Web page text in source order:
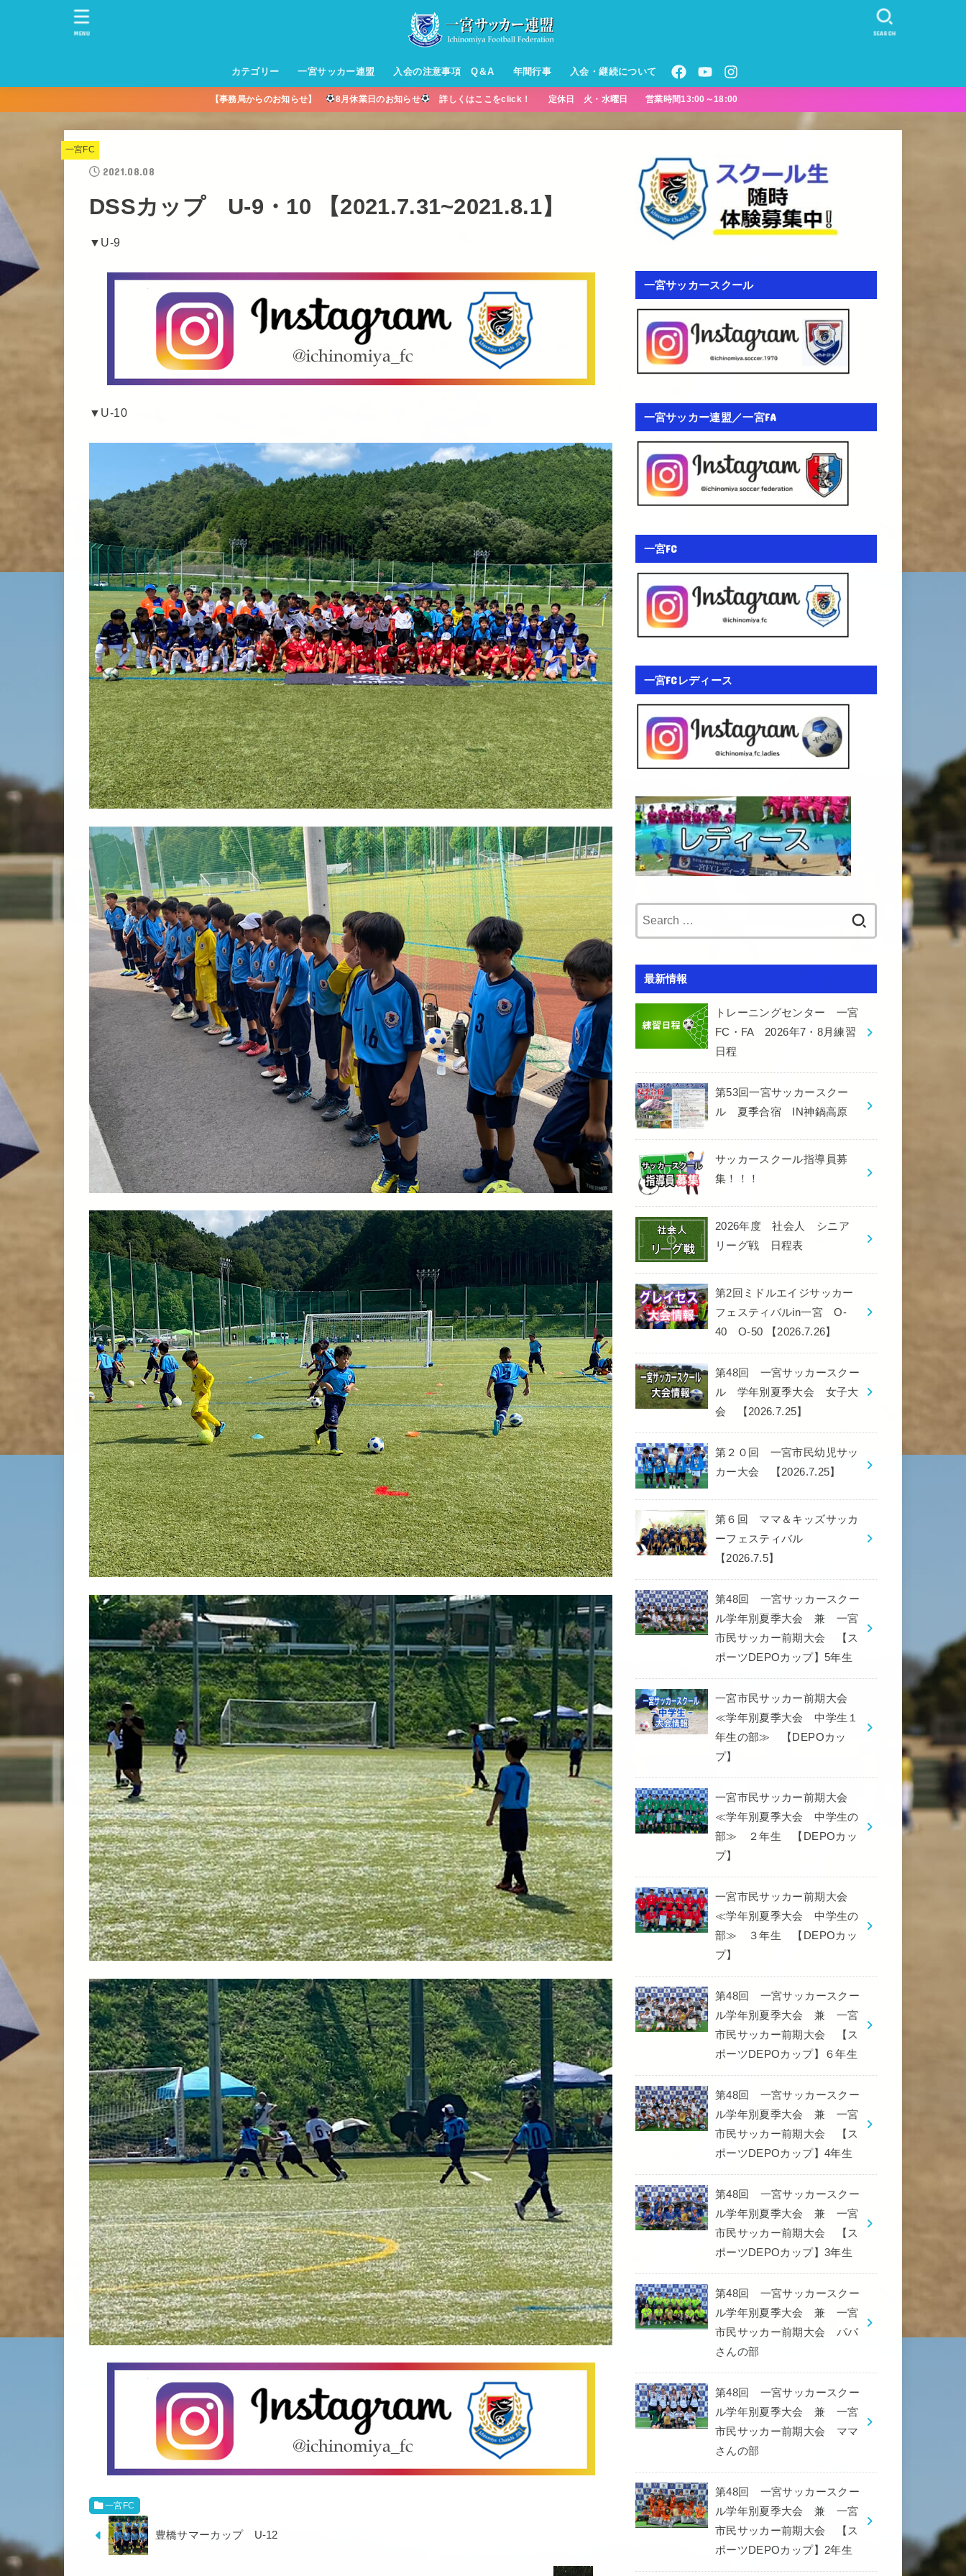
カテゴリー
一宮サッカースクール【小学生】
トレーニングセンター【小学生】
一宮FA
一宮FC
一宮ＦＣレディース
一宮サッカースクール【中学生】
中学生練習
一宮ＦＣＪＹ【中学生男子】
一宮ＦＣＪYレディース【中学生
女子】
幼児トレセン【年長・年中・年
少】
パパさんママさん
親子の部
社会人の部
コルボス 【シニア】
フットサル
コルボスリーグ
グレイセス
一宮サッカー連盟 入会の注意事項 Q＆A 年間行事 入会・継続について
SEARCH
MENU
【事務局からのお知らせ】 8月休業日のお知らせ 詳しくはここをclick！ 定休日 火・水曜日 営業時間13:00～18:00
一宮FC
2021.08.08
DSSカップ U-9・10 【2021.7.31~2021.8.1】
▼U-9
▼U-10
一宮FC
豊橋サマーカップ U-12
一宮サッカースクール
一宮サッカー連盟／一宮FA
一宮FC
一宮FCレディース
最新情報
トレーニングセンター 一宮
FC・FA 2026年7・8月練習
日程
第53回一宮サッカースクー
ル 夏季合宿 IN神鍋高原
サッカースクール指導員募
集！！！
2026年度 社会人 シニア
リーグ戦 日程表
第2回ミドルエイジサッカー
フェスティバルin一宮 O-
40 O-50 【2026.7.26】
第48回 一宮サッカースクー
ル 学年別夏季大会 女子大
会 【2026.7.25】
第２０回 一宮市民幼児サッ
カー大会 【2026.7.25】
第６回 ママ＆キッズサッカ
ーフェスティバル
【2026.7.5】
第48回 一宮サッカースクー
ル学年別夏季大会 兼 一宮
市民サッカー前期大会 【ス
ポーツDEPOカップ】5年生
一宮市民サッカー前期大会
≪学年別夏季大会 中学生１
年生の部≫ 【DEPOカッ
プ】
一宮市民サッカー前期大会
≪学年別夏季大会 中学生の
部≫ ２年生 【DEPOカッ
プ】
一宮市民サッカー前期大会
≪学年別夏季大会 中学生の
部≫ ３年生 【DEPOカッ
プ】
第48回 一宮サッカースクー
ル学年別夏季大会 兼 一宮
市民サッカー前期大会 【ス
ポーツDEPOカップ】６年生
第48回 一宮サッカースクー
ル学年別夏季大会 兼 一宮
市民サッカー前期大会 【ス
ポーツDEPOカップ】4年生
第48回 一宮サッカースクー
ル学年別夏季大会 兼 一宮
市民サッカー前期大会 【ス
ポーツDEPOカップ】3年生
第48回 一宮サッカースクー
ル学年別夏季大会 兼 一宮
市民サッカー前期大会 パパ
さんの部
第48回 一宮サッカースクー
ル学年別夏季大会 兼 一宮
市民サッカー前期大会 ママ
さんの部
第48回 一宮サッカースクー
ル学年別夏季大会 兼 一宮
市民サッカー前期大会 【ス
ポーツDEPOカップ】2年生